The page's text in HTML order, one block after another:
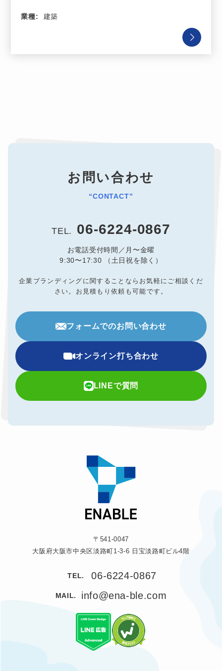
業種: 建築
お問い合わせ
“CONTACT”
TEL. 06-6224-0867
お電話受付時間／月〜金曜
9:30〜17:30 （土日祝を除く）
企業ブランディングに関することならお気軽にご相談くだ
さい。 お見積もり依頼も可能です。
フォームでのお問い合わせ
オンライン打ち合わせ
LINEで質問
〒541-0047
大阪府大阪市中央区淡路町1-3-6 日宝淡路町ビル4階
TEL. 06-6224-0867
MAIL. info@ena-ble.com